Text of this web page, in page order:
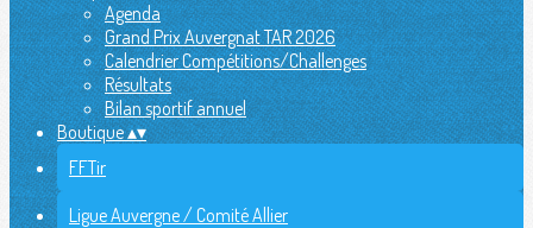
Agenda
Grand Prix Auvergnat TAR 2026
Calendrier Compétitions/Challenges
Résultats
Bilan sportif annuel
Boutique▴▾
FFTir
Ligue Auvergne / Comité Allier